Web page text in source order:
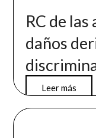
RC de
daños
Leer más